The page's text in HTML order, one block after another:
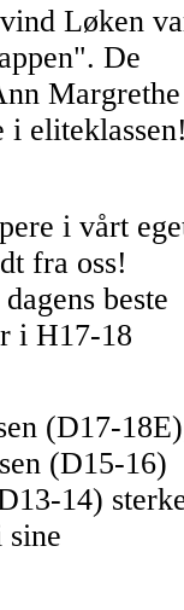
Løken
De
Margrethe
i
i vårt
fra oss!
beste
i H17-18
(D17-
(D15-16)
14)